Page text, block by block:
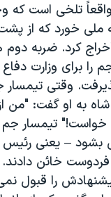
تلخی است که
ملی خورد که از
کرد. ضربه
را برای وزارت
وقتی
به او گفت: "من
خواست!" تیمسار
بشود – یعنی
خائن
را قبول